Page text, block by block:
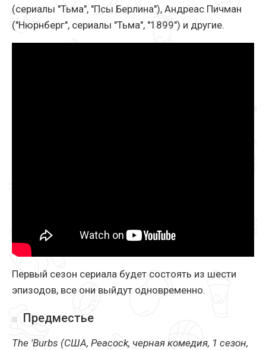
(сериалы "Тьма", "Псы Берлина"), Андреас Пичман
("Нюрнберг", сериалы "Тьма", "1899") и другие.
Первый сезон сериала будет состоять из шести
эпизодов, все они выйдут одновременно.
Предместье
The 'Burbs (США, Peacock, черная комедия, 1 сезон,